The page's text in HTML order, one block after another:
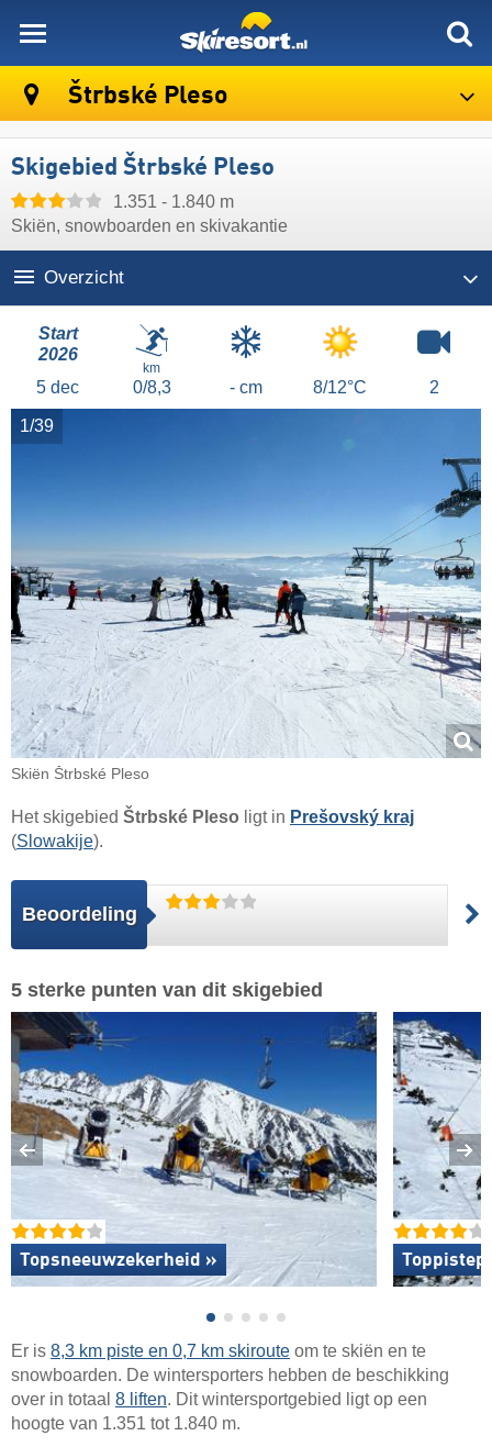
Štrbské Pleso
Skigebied Štrbské Pleso
1.351 - 1.840 m
Skiën, snowboarden en skivakantie
Overzicht
Start
2026
5 dec
km
0/8,3 - cm 8/12°C 2
1/39
Skiën Štrbské Pleso
Het skigebied Štrbské Pleso ligt in Prešovský kraj
(Slowakije).
Beoordeling
5 sterke punten van dit skigebied
Topsneeuwzekerheid »
Er is 8,3 km piste en 0,7 km skiroute om te skiën en te
snowboarden. De wintersporters hebben de beschikking
over in totaal 8 liften. Dit wintersportgebied ligt op een
hoogte van 1.351 tot 1.840 m.